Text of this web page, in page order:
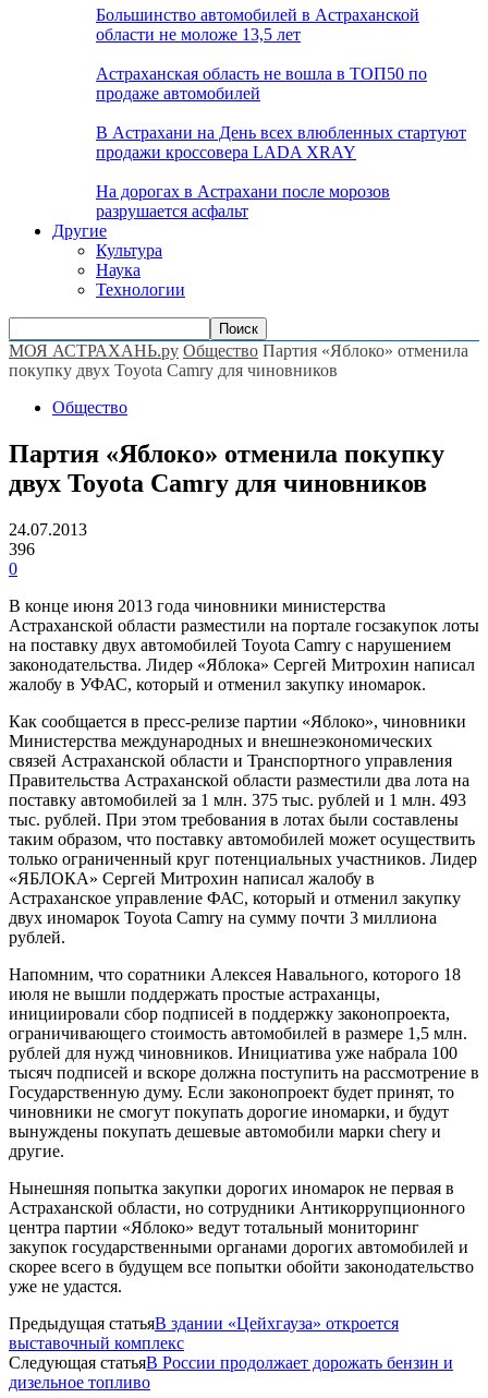
Большинство автомобилей в Астраханской
области не моложе 13,5 лет
Астраханская область не вошла в ТОП50 по
продаже автомобилей
В Астрахани на День всех влюбленных стартуют
продажи кроссовера LADA XRAY
На дорогах в Астрахани после морозов
разрушается асфальт
Другие
Культура
Наука
Технологии
МОЯ АСТРАХАНЬ.ру Общество Партия «Яблоко» отменила
покупку двух Toyota Camry для чиновников
Общество
Партия «Яблоко» отменила покупку
двух Toyota Camry для чиновников
24.07.2013
396
0
В конце июня 2013 года чиновники министерства
Астраханской области разместили на портале госзакупок лоты
на поставку двух автомобилей Toyota Camry с нарушением
законодательства. Лидер «Яблока» Сергей Митрохин написал
жалобу в УФАС, который и отменил закупку иномарок.
Как сообщается в пресс-релизе партии «Яблоко», чиновники
Министерства международных и внешнеэкономических
связей Астраханской области и Транспортного управления
Правительства Астраханской области разместили два лота на
поставку автомобилей за 1 млн. 375 тыс. рублей и 1 млн. 493
тыс. рублей. При этом требования в лотах были составлены
таким образом, что поставку автомобилей может осуществить
только ограниченный круг потенциальных участников. Лидер
«ЯБЛОКА» Сергей Митрохин написал жалобу в
Астраханское управление ФАС, который и отменил закупку
двух иномарок Toyota Camry на сумму почти 3 миллиона
рублей.
Напомним, что соратники Алексея Навального, которого 18
июля не вышли поддержать простые астраханцы,
инициировали сбор подписей в поддержку законопроекта,
ограничивающего стоимость автомобилей в размере 1,5 млн.
рублей для нужд чиновников. Инициатива уже набрала 100
тысяч подписей и вскоре должна поступить на рассмотрение в
Государственную думу. Если законопроект будет принят, то
чиновники не смогут покупать дорогие иномарки, и будут
вынуждены покупать дешевые автомобили марки chery и
другие.
Нынешняя попытка закупки дорогих иномарок не первая в
Астраханской области, но сотрудники Антикоррупционного
центра партии «Яблоко» ведут тотальный мониторинг
закупок государственными органами дорогих автомобилей и
скорее всего в будущем все попытки обойти законодательство
уже не удастся.
Предыдущая статьяВ здании «Цейхгауза» откроется
выставочный комплекс
Следующая статьяВ России продолжает дорожать бензин и
дизельное топливо